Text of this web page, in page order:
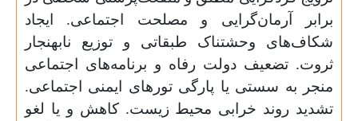
برابر آرمان‌گرایی و مصلحت اجتماعی. ایجاد
شکاف‌های وحشتناک طبقاتی و توزیع نابهنجار
ثروت. تضعیف دولت رفاه و برنامه‌های اجتماعی
منجر به سستی یا پارگی تورهای ایمنی اجتماعی.
تشدید روند خرابی محیط زیست. کاهش و یا لغو